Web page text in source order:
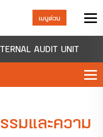
เมนูด่วน
AUDIT UNIT
รมและความ